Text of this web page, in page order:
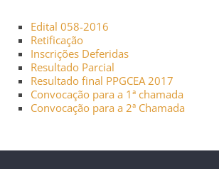
Edital 058-2016
Retificação
Inscrições Deferidas
Resultado Parcial
Resultado final PPGCEA 2017
Convocação para a 1ª chamada
Convocação para a 2ª Chamada